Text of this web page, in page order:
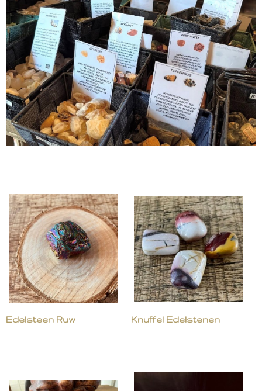
Edelsteen Ruw Knuffel Edelstenen